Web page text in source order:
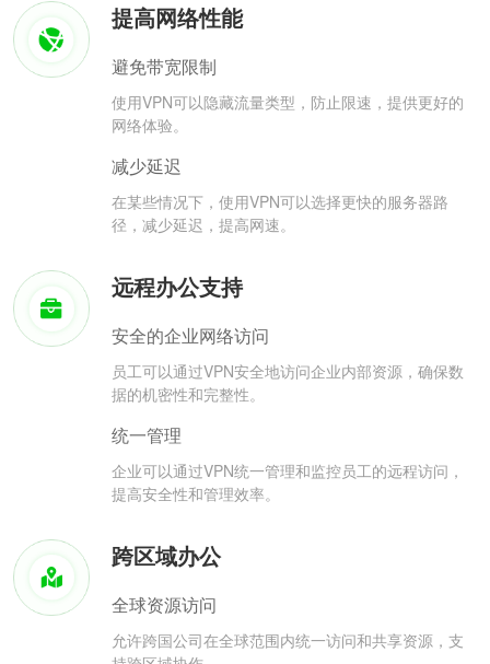
提高网络性能
避免带宽限制
使用VPN可以隐藏流量类型，防止限速，提供更好的
网络体验。
减少延迟
在某些情况下，使用VPN可以选择更快的服务器路
径，减少延迟，提高网速。
远程办公支持
安全的企业网络访问
员工可以通过VPN安全地访问企业内部资源，确保数
据的机密性和完整性。
统一管理
企业可以通过VPN统一管理和监控员工的远程访问，
提高安全性和管理效率。
跨区域办公
全球资源访问
允许跨国公司在全球范围内统一访问和共享资源，支